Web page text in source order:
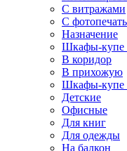
С витражами
С
Назначение
Шкафы-купе
В коридор
В прихожую
Шкафы-купе
Детские
Офисные
Для книг
Для одежды
На балкон